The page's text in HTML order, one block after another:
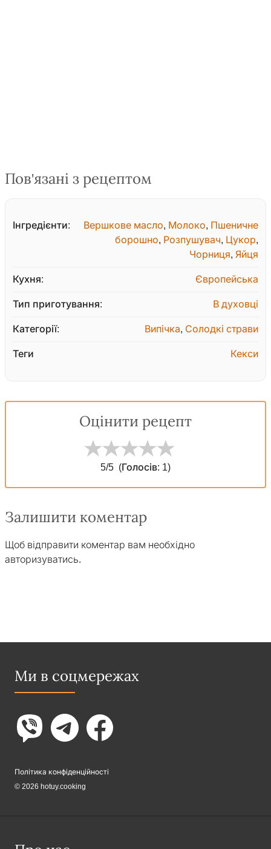
Пов'язані з рецептом
Інгредієнти: Вершкове масло, Молоко, Пшеничне
борошно, Розпушувач, Цукор,
Чорниця, Яйця
Кухня: Європейська
Тип приготування: В духовці
Категорії: Випічка, Солодкі страви
Теги Кекси
Оцінити рецепт
5/5 (Голосів: 1)
Залишити коментар
Щоб відправити коментар вам необхідно
авторизуватись.
Ми в соцмережах
Політика конфіденційності
© 2026 hotuy.cooking